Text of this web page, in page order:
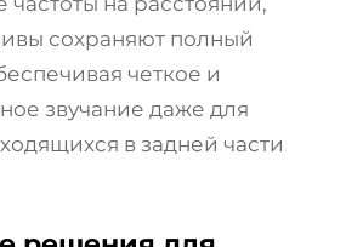
сохраняют полный
четкое и
звучание даже для
в задней части